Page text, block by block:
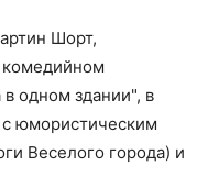
Шорт,
комедийном
одном здании", в
юмористическим
Веселого города) и